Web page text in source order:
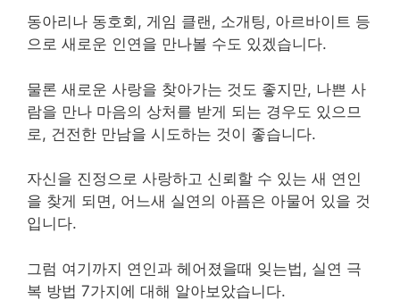
동아리나 동호회, 게임 클랜, 소개팅, 아르바이트 등
으로 새로운 인연을 만나볼 수도 있겠습니다.
물론 새로운 사랑을 찾아가는 것도 좋지만, 나쁜 사
람을 만나 마음의 상처를 받게 되는 경우도 있으므
로, 건전한 만남을 시도하는 것이 좋습니다.
자신을 진정으로 사랑하고 신뢰할 수 있는 새 연인
을 찾게 되면, 어느새 실연의 아픔은 아물어 있을 것
입니다.
그럼 여기까지 연인과 헤어졌을때 잊는법, 실연 극
복 방법 7가지에 대해 알아보았습니다.